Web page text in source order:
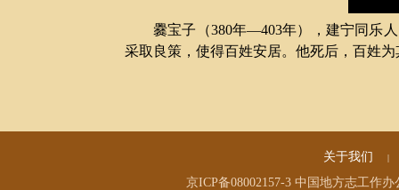
爨宝子（380年—403年），建宁同乐
采取良策，使得百姓安居。他死后，百姓
关于我们 |
京ICP备08002157-3中国地方志工作办